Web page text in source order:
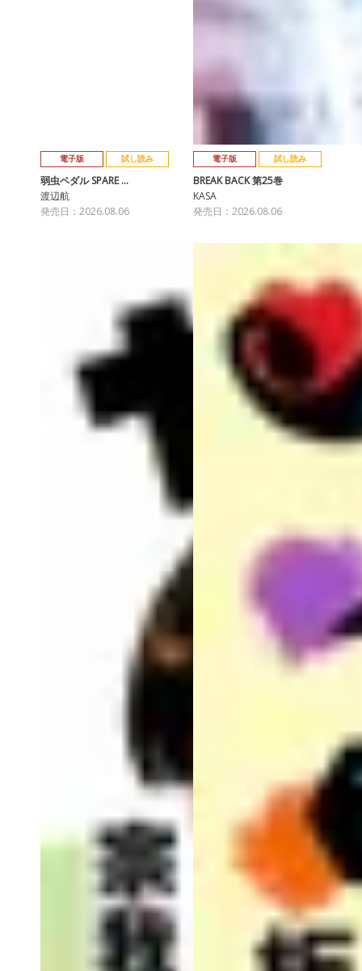
電子版 試し読み
弱虫ペダル SPARE …
渡辺航
発売日：2026.08.06
電子版 試し読み
BREAK BACK 第25巻
KASA
発売日：2026.08.06